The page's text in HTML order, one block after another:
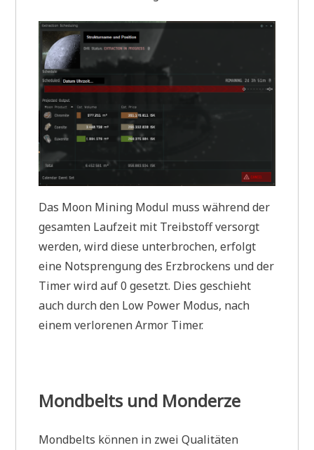
Das Moon Mining Modul muss während der
gesamten Laufzeit mit Treibstoff versorgt
werden, wird diese unterbrochen, erfolgt
eine Notsprengung des Erzbrockens und der
Timer wird auf 0 gesetzt. Dies geschieht
auch durch den Low Power Modus, nach
einem verlorenen Armor Timer.
Mondbelts und Monderze
Mondbelts können in zwei Qualitäten